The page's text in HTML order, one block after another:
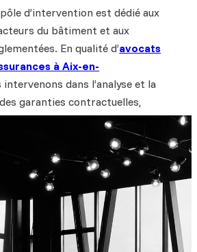
d’intervention est dédié aux
du bâtiment et aux
En qualité d’avocats
à Aix-en-
intervenons dans l’analyse et la
garanties contractuelles,
polices multirisques, de
ou de contentieux
assistons également les
du secteur du
avocats en droit de la
et du bâtiment, notamment dans
malfaçons, retards de
judiciaires.